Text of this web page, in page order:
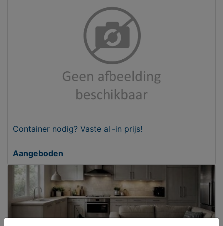
Container nodig? Vaste all-in prijs!
Aangeboden